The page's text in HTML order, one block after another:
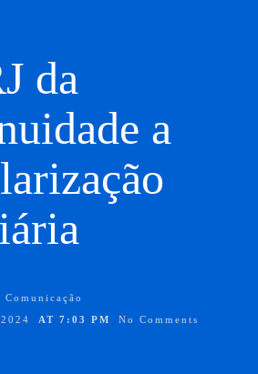
da
a
AT 7:03 PM No Comments